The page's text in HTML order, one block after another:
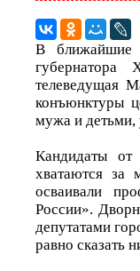
В ближайшие
губернатора
телеведущая
конъюнктуры
мужа и детьми,
Кандидаты от
хватаются за
осваивали
России».
депутатами
равно сказать